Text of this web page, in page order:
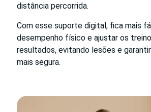
distância percorrida.
Com esse suporte digital, fica mais
desempenho físico e ajustar os
resultados, evitando lesões e
mais segura.